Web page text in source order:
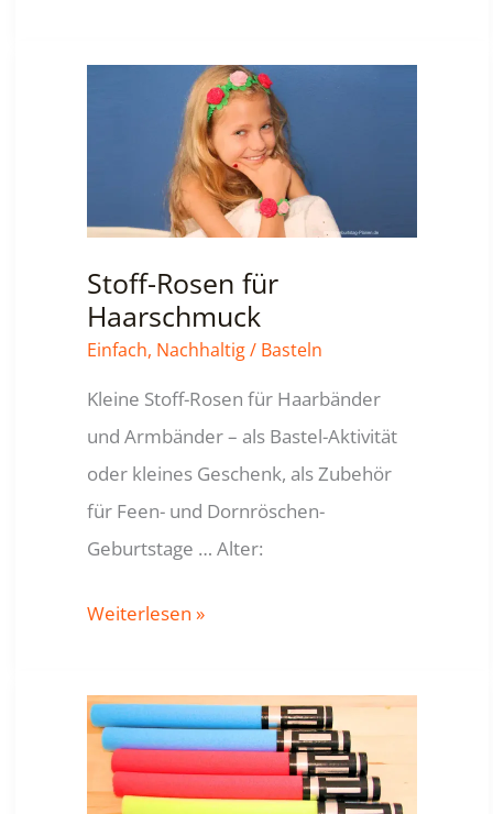
Stoff-Rosen für
Haarschmuck
Einfach, Nachhaltig/ Basteln
Kleine Stoff-Rosen für Haarbänder
und Armbänder – als Bastel-Aktivität
oder kleines Geschenk, als Zubehör
für Feen- und Dornröschen-
Geburtstage … Alter:
Stoff-
Haarschmuck
Weiterlesen »